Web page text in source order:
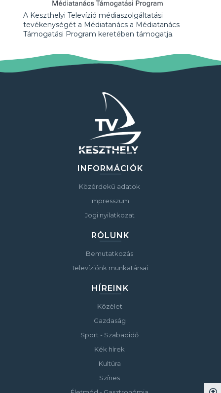
A Keszthelyi Televízió médiaszolgáltatási
tevékenységét a Médiatanács a Médiatanács
Támogatási Program keretében támogatja.
INFORMÁCIÓK
Közérdekű adatok
Impresszum
Jogi nyilatkozat
RÓLUNK
Bemutatkozás
Televíziónk munkatársai
HÍREINK
Közélet
Gazdaság
Sport - Szabadidő
Kék hírek
Kultúra
Színes